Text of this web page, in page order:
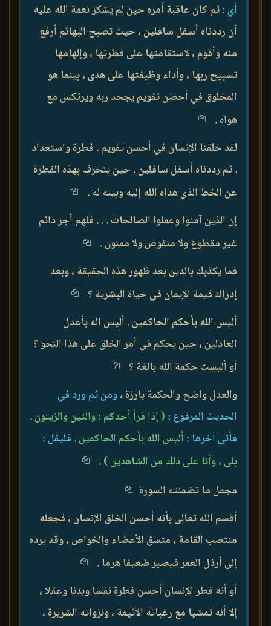
أي :ثم كان عاقبة أمره حين لم يشكر نعمة الله عليه
أن رددناه أسفل سافلين ، حيث تصبح البهائم أرفع
منه وأقوم ، لاستقامتها على فطرتها ، وإلهامها
تسبيح ربها ، وأداء وظيفتها على هدى ، بينما هو
المخلوق في أحصن تقويم يجحد ربه ويرتكس مع
هواه .
لقد خلقنا الإنسان في أحسن تقويم . فطرة واستعداد
. ثم رددناه أسفل سافلين . حين ينحرف بهذه الفطرة
عن الخط الذي هداه الله إليه وبينه له .
إن الذين آمنوا وعملوا الصالحات . . . فلهم أجر دائم
غير مقطوع ولا منقوص ولا ممنون .
فما يكذبك بالدين بعد ظهور هذه الحقيقة ، وبعد
إدراك قيمة الإيمان في حياة البشرية ؟
أليس الله بأحكم الحاكمين . أليس اله بأعدل
العادلين ، حين يحكم في أمر الخلق على هذا النحو ؟
أو أليست حكمة الله بالغة ؟
والعدل واضح والحكمة بارزة ،ومن ثم ورد في
الحديث المرفوع : ( إذا قرأ أحدكم : والتين والزيتون .
فأتى آخرها : أليس الله بأحكم الحاكمين . فليقل :
بلى ، وأنا على ذلك من الشاهدين ).
مجمل ما تضمنته السورة
أقسم الله تعالى بأنه أحسن الخلق الإنسان ، فجعله
منتصب القامة ، متسق الأعضاء والخواص ، وقد يرده
إلى أرذل العمر فيصير ضعيفا هرما .
أو أنه فطر الإنسان أحسن فطرة نفسا وبدنا وعقلا ،
إلا أنه تمشيا مع رغباته الأثيمة ، ونزواته الشريرة ،